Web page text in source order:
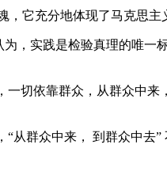
它充分地体现了马克思
，实践是检验真理的唯
切依靠群众，从群众中
从群众中来， 到群众中